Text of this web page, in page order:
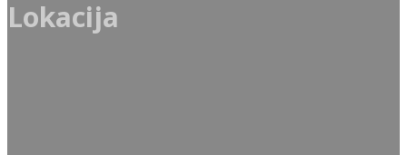
Lokacija